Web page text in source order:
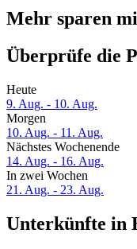
Mehr sparen
Überprüfe die
Heute
9. Aug. - 10. Aug.
Morgen
10. Aug. - 11. Aug.
Nächstes Wochenende
14. Aug. - 16. Aug.
In zwei Wochen
21. Aug. - 23. Aug.
Unterkünfte in